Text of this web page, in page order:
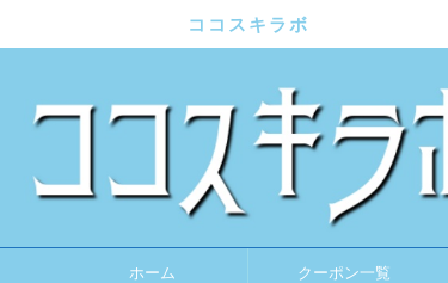
ココスキラボ
ホーム クーポン一覧